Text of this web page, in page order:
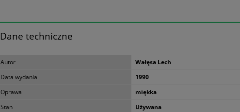
Dane techniczne
Autor
Wałęsa Lech
Data wydania
1990
Oprawa
miękka
Stan
Używana